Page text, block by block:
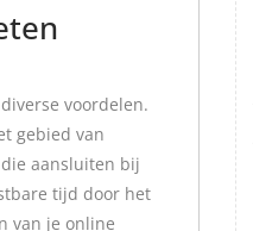
voordelen.
gebied van
aansluiten bij
tijd door het
van je online